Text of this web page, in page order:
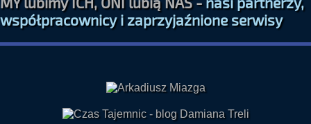
MY lubimy ICH, ONI lubią NAS -nasi partnerzy,
współpracownicy i zaprzyjaźnione serwisy